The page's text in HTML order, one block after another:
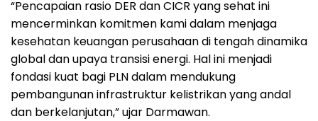
“Pencapaian rasio DER dan CICR yang sehat ini
mencerminkan komitmen kami dalam menjaga
kesehatan keuangan perusahaan di tengah dinamika
global dan upaya transisi energi. Hal ini menjadi
fondasi kuat bagi PLN dalam mendukung
pembangunan infrastruktur kelistrikan yang andal
dan berkelanjutan,” ujar Darmawan.